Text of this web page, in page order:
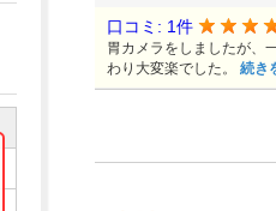
口コミ: 1件
胃カメラをしましたが、
わり大変楽でした。 続き